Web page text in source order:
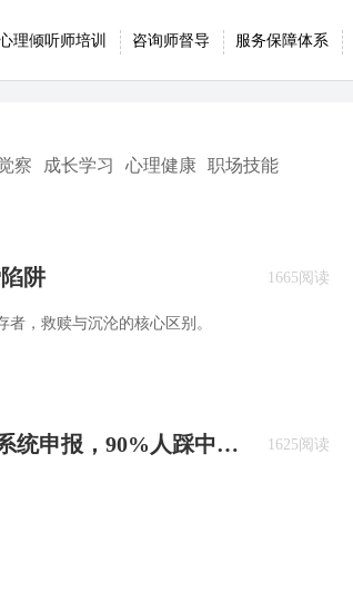
理倾听师培训 咨询师督导 服务保障体系
察 成长学习 心理健康 职场技能
阱
，救赎与沉沦的核心区别。
1665阅读
统申报，90%人踩中的
1625阅读